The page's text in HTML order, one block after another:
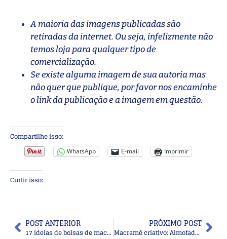
A maioria das imagens publicadas são
retiradas da internet. Ou seja, infelizmente não
temos loja para qualquer tipo de
comercialização.
Se existe alguma imagem de sua autoria mas
não quer que publique, por favor nos encaminhe
o link da publicação e a imagem em questão.
Compartilhe isso:
WhatsApp E-mail Imprimir
Curtir isso:
POST ANTERIOR
17 ideias de bolsas de macramê pequenas para copiar e vender!
PRÓXIMO POST
Macramê criativo: Almofadas e tapetes de macramê